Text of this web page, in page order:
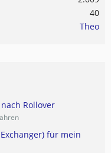
40
Theo
Rollover
für mein